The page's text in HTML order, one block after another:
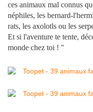
ces animaux mal connus
néphiles, les bernard-
rats, les axolotls ou les
Et si l'aventure te tente,
monde chez toi ! "